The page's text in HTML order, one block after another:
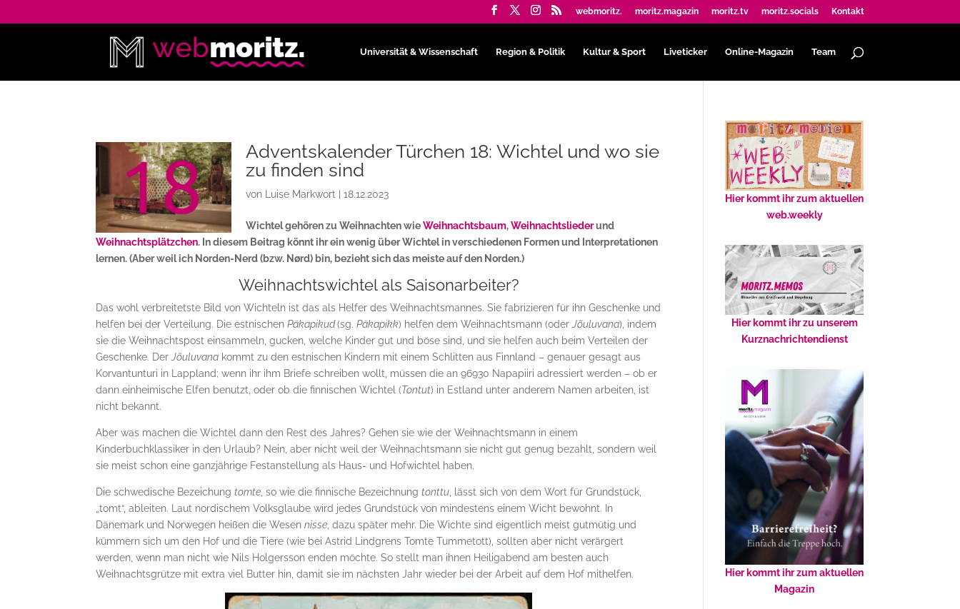
webmoritz. moritz.magazin moritz.tv moritz.socials Kontakt
Universität & Wissenschaft Region & Politik Kultur & Sport Liveticker Online-Magazin Team
Adventskalender Türchen 18: Wichtel und wo sie
zu finden sind
von Luise Markwort |18.12.2023
Wichtel gehören zu Weihnachten wieWeihnachtsbaum,Weihnachtsliederund
Weihnachtsplätzchen. In diesem Beitrag könnt ihr ein wenig über Wichtel in verschiedenen Formen und Interpretationen
lernen. (Aber weil ich Norden-Nerd (bzw. Nørd) bin, bezieht sich das meiste auf den Norden.)
Weihnachtswichtel als Saisonarbeiter?
Das wohl verbreitetste Bild von Wichteln ist das als Helfer des Weihnachtsmannes. Sie fabrizieren für ihn Geschenke und
helfen bei der Verteilung. Die estnischenPäkapikud(sg.Päkapikk) helfen dem Weihnachtsmann (oder Jõuluvana), indem
sie die Weihnachtspost einsammeln, gucken, welche Kinder gut und böse sind, und sie helfen auch beim Verteilen der
Geschenke. Der Jõuluvana kommt zu den estnischen Kindern mit einem Schlitten aus Finnland – genauer gesagt aus
Korvantunturi in Lappland; wenn ihr ihm Briefe schreiben wollt, müssen die an 96930 Napapiiri adressiert werden – ob er
dann einheimische Elfen benutzt, oder ob die finnischen Wichtel (Tontut) in Estland unter anderem Namen arbeiten, ist
nicht bekannt.
Aber was machen die Wichtel dann den Rest des Jahres? Gehen sie wie der Weihnachtsmann in einem
Kinderbuchklassiker in den Urlaub? Nein, aber nicht weil der Weihnachtsmann sie nicht gut genug bezahlt, sondern weil
sie meist schon eine ganzjährige Festanstellung als Haus- und Hofwichtel haben.
Die schwedische Bezeichungtomte , so wie die finnische Bezeichnungtonttu , lässt sich von dem Wort für Grundstück,
„tomt“, ableiten. Laut nordischem Volksglaube wird jedes Grundstück von mindestens einem Wicht bewohnt. In
Dänemark und Norwegen heißen die Wesennisse , dazu später mehr. Die Wichte sind eigentlich meist gutmütig und
kümmern sich um den Hof und die Tiere (wie bei Astrid Lindgrens Tomte Tummetott), sollten aber nicht verärgert
werden, wenn man nicht wie Nils Holgersson enden möchte. So stellt man ihnen Heiligabend am besten auch
Weihnachtsgrütze mit extra viel Butter hin, damit sie im nächsten Jahr wieder bei der Arbeit auf dem Hof mithelfen.
Hier kommt ihr zum aktuellen
web.weekly
Hier kommt ihr zu unserem
Kurznachrichtendienst
Hier kommt ihr zum aktuellen
Magazin